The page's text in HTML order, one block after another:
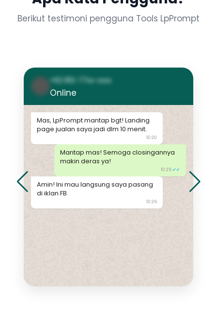
Berikut testimoni pengguna Tools LpPrompt
+62 812-77xx-xxxx
Online
Mas, LpPrompt mantap bgt! Landing
page jualan saya jadi dlm 10 menit.
10:20
Mantap mas! Semoga closingannya
makin deras ya!
10:25 ✔✔
Amin! Ini mau langsung saya pasang
di iklan FB.
10:26